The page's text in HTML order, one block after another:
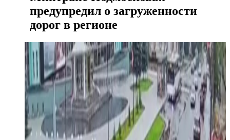
предупредил о загруженности
дорог в регионе